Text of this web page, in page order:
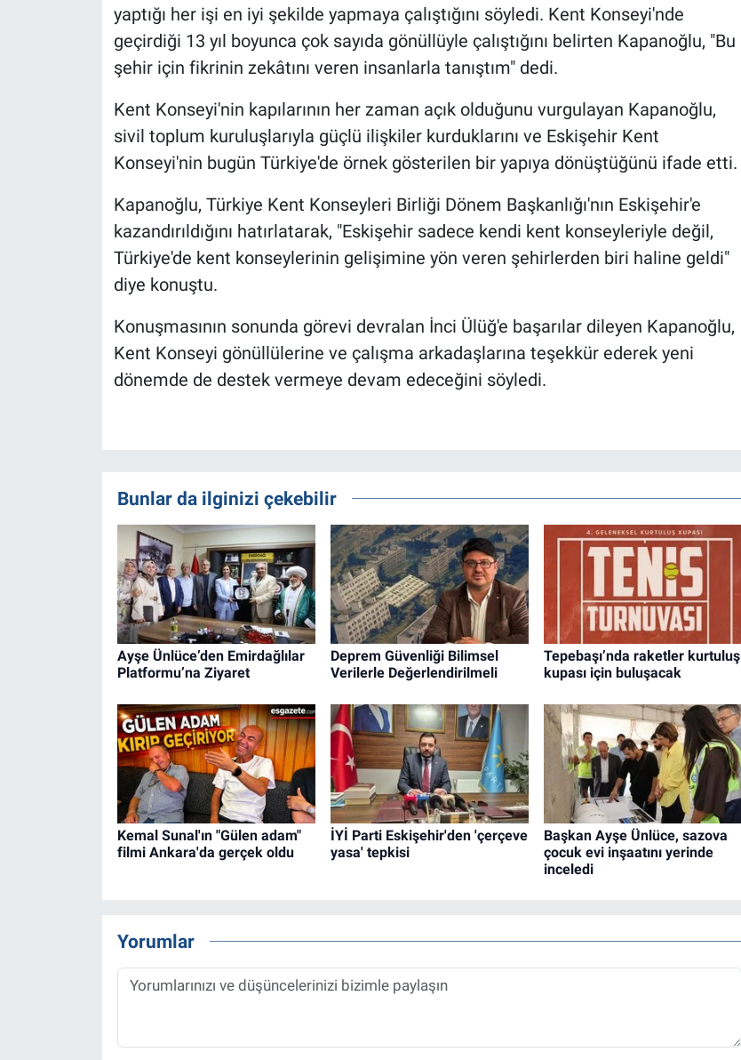
yaptığı her işi en iyi şekilde yapmaya çalıştığını söyledi. Kent Konseyi'nde
geçirdiği 13 yıl boyunca çok sayıda gönüllüyle çalıştığını belirten Kapanoğlu, "Bu
şehir için fikrinin zekâtını veren insanlarla tanıştım" dedi.
Kent Konseyi'nin kapılarının her zaman açık olduğunu vurgulayan Kapanoğlu,
sivil toplum kuruluşlarıyla güçlü ilişkiler kurduklarını ve Eskişehir Kent
Konseyi'nin bugün Türkiye'de örnek gösterilen bir yapıya dönüştüğünü ifade etti.
Kapanoğlu, Türkiye Kent Konseyleri Birliği Dönem Başkanlığı'nın Eskişehir'e
kazandırıldığını hatırlatarak, "Eskişehir sadece kendi kent konseyleriyle değil,
Türkiye'de kent konseylerinin gelişimine yön veren şehirlerden biri haline geldi"
diye konuştu.
Konuşmasının sonunda görevi devralan İnci Ülüğ'e başarılar dileyen Kapanoğlu,
Kent Konseyi gönüllülerine ve çalışma arkadaşlarına teşekkür ederek yeni
dönemde de destek vermeye devam edeceğini söyledi.
Bunlar da ilginizi çekebilir
Ayşe Ünlüce’den Emirdağlılar
Platformu’na Ziyaret
Deprem Güvenliği Bilimsel
Verilerle Değerlendirilmeli
Tepebaşı’nda raketler kurtuluş
kupası için buluşacak
Kemal Sunal'ın "Gülen adam"
filmi Ankara'da gerçek oldu
İYİ Parti Eskişehir'den 'çerçeve
yasa' tepkisi
Başkan Ayşe Ünlüce, sazova
çocuk evi inşaatını yerinde
inceledi
Yorumlar